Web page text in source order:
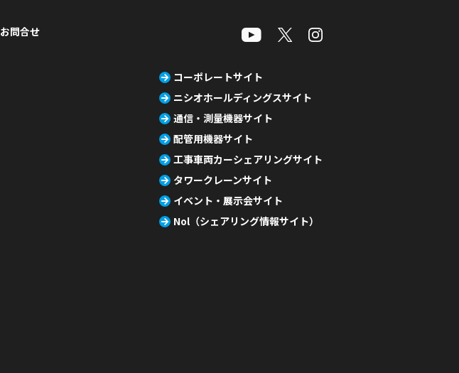
お問合せ
コーポレートサイト
ニシオホールディングスサイト
通信・測量機器サイト
配管用機器サイト
工事車両カーシェアリングサイト
タワークレーンサイト
イベント・展示会サイト
Nol（シェアリング情報サイト）